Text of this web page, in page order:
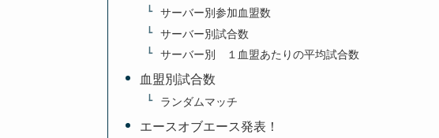
サーバー別参加血盟数
サーバー別試合数
サーバー別 １血盟あたりの平均試合数
血盟別試合数
ランダムマッチ
エースオブエース発表！